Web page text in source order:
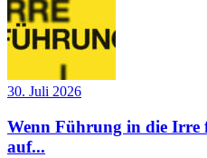
30. Juli 2026
Wenn Führung in die Irre
auf...